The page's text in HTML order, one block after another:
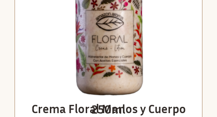
Crema Floral Manos y Cuerpo 250ml